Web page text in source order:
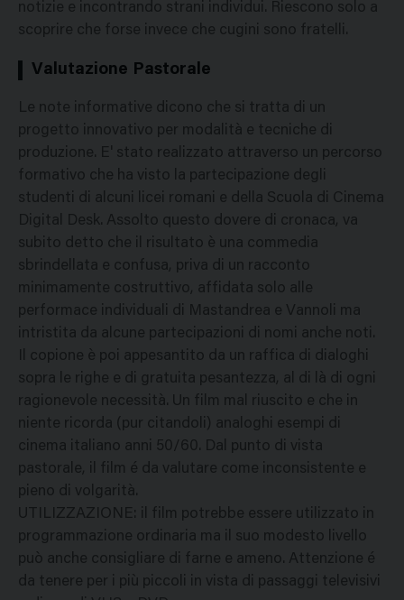
notizie e incontrando strani individui. Riescono solo a
scoprire che forse invece che cugini sono fratelli.
Valutazione Pastorale
Le note informative dicono che si tratta di un
progetto innovativo per modalità e tecniche di
produzione. E' stato realizzato attraverso un percorso
formativo che ha visto la partecipazione degli
studenti di alcuni licei romani e della Scuola di Cinema
Digital Desk. Assolto questo dovere di cronaca, va
subito detto che il risultato è una commedia
sbrindellata e confusa, priva di un racconto
minimamente costruttivo, affidata solo alle
performace individuali di Mastandrea e Vannoli ma
intristita da alcune partecipazioni di nomi anche noti.
Il copione è poi appesantito da un raffica di dialoghi
sopra le righe e di gratuita pesantezza, al di là di ogni
ragionevole necessità. Un film mal riuscito e che in
niente ricorda (pur citandoli) analoghi esempi di
cinema italiano anni 50/60. Dal punto di vista
pastorale, il film é da valutare come inconsistente e
pieno di volgarità.
UTILIZZAZIONE: il film potrebbe essere utilizzato in
programmazione ordinaria ma il suo modesto livello
può anche consigliare di farne e ameno. Attenzione é
da tenere per i più piccoli in vista di passaggi televisivi